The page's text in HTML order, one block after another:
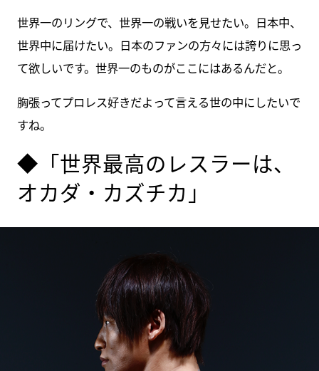
世界一のリングで、世界一の戦いを見せたい。日本中、
世界中に届けたい。日本のファンの方々には誇りに思っ
て欲しいです。世界一のものがここにはあるんだと。
胸張ってプロレス好きだよって言える世の中にしたいで
すね。
◆「世界最高のレスラーは、
オカダ・カズチカ」